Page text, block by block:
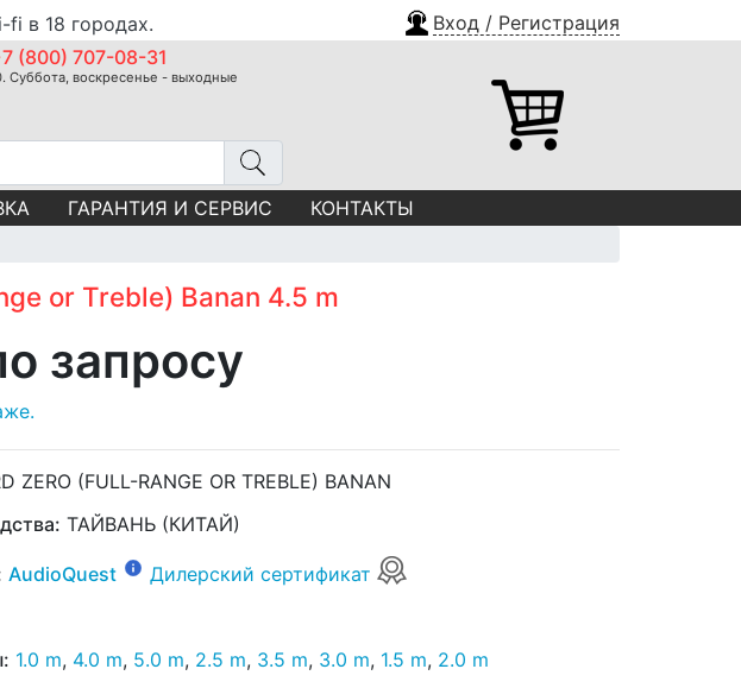
fi в 18 городах. Вход / Регистрация
(800) 707-08-31
Суббота, воскресенье - выходные
ГАРАНТИЯ И СЕРВИС КОНТАКТЫ
or Treble) Banan 4.5 m
запросу
ZERO (FULL-RANGE OR TREBLE) BANAN
ТАЙВАНЬ (КИТАЙ)
AudioQuest
Дилерский сертификат
1.0 m, 4.0 m, 5.0 m, 2.5 m, 3.5 m, 3.0 m, 1.5 m, 2.0 m